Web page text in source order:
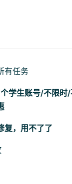
有任务
学生账号/不限时
复，用不了了